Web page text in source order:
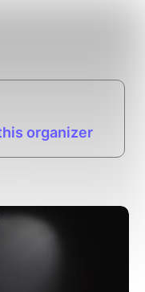
organizer